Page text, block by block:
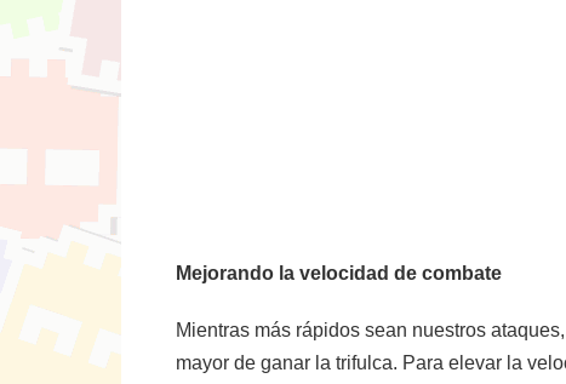
Mejorando la velocidad de combate
Mientras más rápidos sean nuestros
mayor de ganar la trifulca. Para elevar la